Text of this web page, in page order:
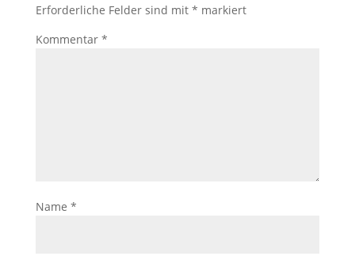
Erforderliche Felder sind mit * markiert
Kommentar *
Name *